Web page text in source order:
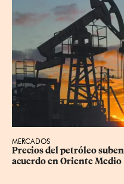
MERCADOS
Precios del petróleo
acuerdo en Oriente Medio